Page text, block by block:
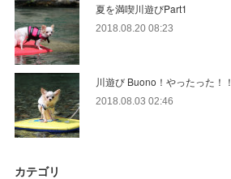
夏を満喫川遊びPart1
2018.08.20 08:23
川遊び Buono！やったった！！
2018.08.03 02:46
カテゴリ